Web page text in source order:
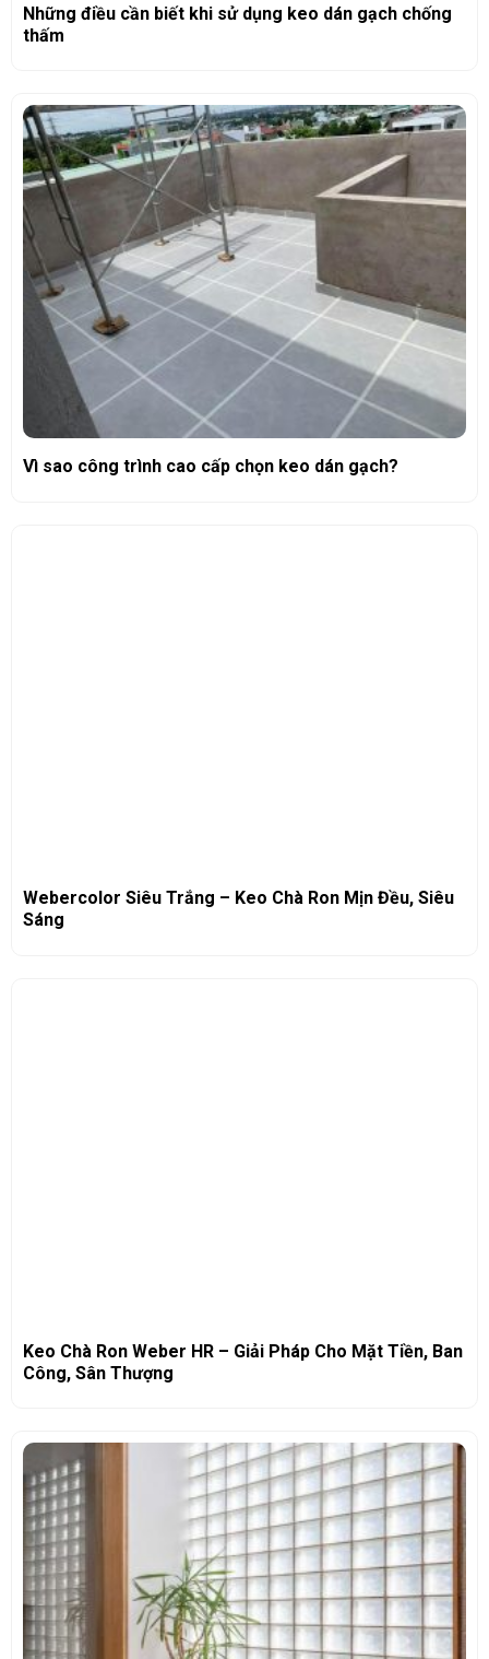
Những điều cần biết khi sử dụng keo dán gạch chống
thấm
Vì sao công trình cao cấp chọn keo dán gạch?
Webercolor Siêu Trắng – Keo Chà Ron Mịn Đều, Siêu
Sáng
Keo Chà Ron Weber HR – Giải Pháp Cho Mặt Tiền, Ban
Công, Sân Thượng